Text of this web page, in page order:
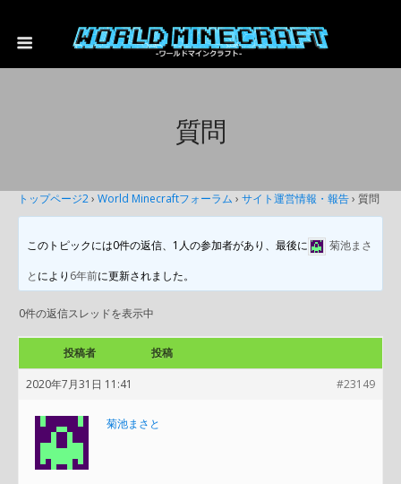
質問
トップページ2› World Minecraftフォーラム › サイト運営情報・報告› 質問
このトピックには0件の返信、1人の参加者があり、最後に
菊池まさ
と により 6年前に更新されました。
0件の返信スレッドを表示中
投稿者 投稿
2020年7月31日 11:41 #23149
菊池まさと